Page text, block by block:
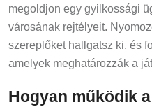
megoldjon egy gyilkossági
városának rejtélyeit.
szereplőket hallgatsz ki, és
amelyek meghatározzák a
Hogyan működik